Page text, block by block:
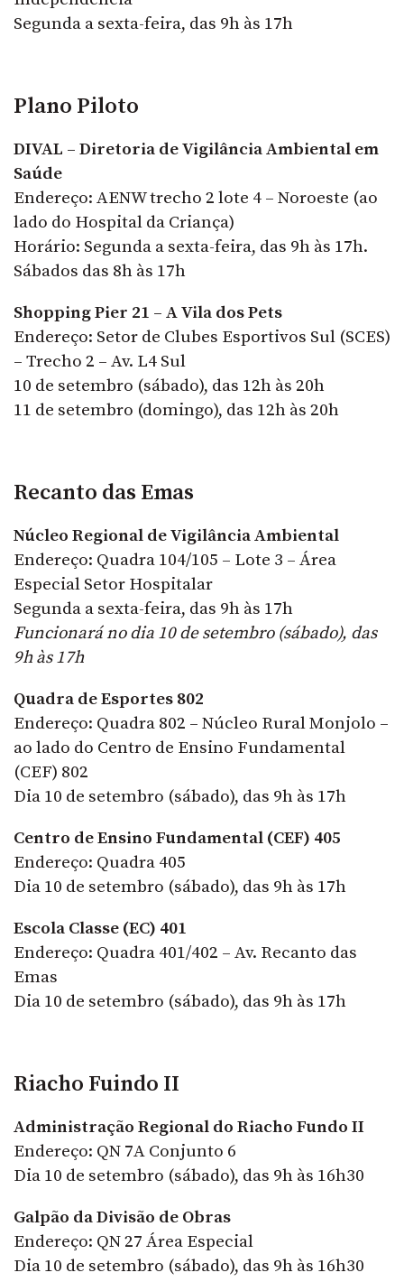
Segunda a sexta-feira, das 9h às 17h
Plano Piloto
DIVAL – Diretoria de Vigilância Ambiental em
Saúde
Endereço: AENW trecho 2 lote 4 – Noroeste (ao
lado do Hospital da Criança)
Horário: Segunda a sexta-feira, das 9h às 17h.
Sábados das 8h às 17h
Shopping Pier 21 – A Vila dos Pets
Endereço: Setor de Clubes Esportivos Sul (SCES)
– Trecho 2 – Av. L4 Sul
10 de setembro (sábado), das 12h às 20h
11 de setembro (domingo), das 12h às 20h
Recanto das Emas
Núcleo Regional de Vigilância Ambiental
Endereço: Quadra 104/105 – Lote 3 – Área
Especial Setor Hospitalar
Segunda a sexta-feira, das 9h às 17h
Funcionará no dia 10 de setembro (sábado), das
9h às 17h
Quadra de Esportes 802
Endereço: Quadra 802 – Núcleo Rural Monjolo –
ao lado do Centro de Ensino Fundamental
(CEF) 802
Dia 10 de setembro (sábado), das 9h às 17h
Centro de Ensino Fundamental (CEF) 405
Endereço: Quadra 405
Dia 10 de setembro (sábado), das 9h às 17h
Escola Classe (EC) 401
Endereço: Quadra 401/402 – Av. Recanto das
Emas
Dia 10 de setembro (sábado), das 9h às 17h
Riacho Fuindo II
Administração Regional do Riacho Fundo II
Endereço: QN 7A Conjunto 6
Dia 10 de setembro (sábado), das 9h às 16h30
Galpão da Divisão de Obras
Endereço: QN 27 Área Especial
Dia 10 de setembro (sábado), das 9h às 16h30